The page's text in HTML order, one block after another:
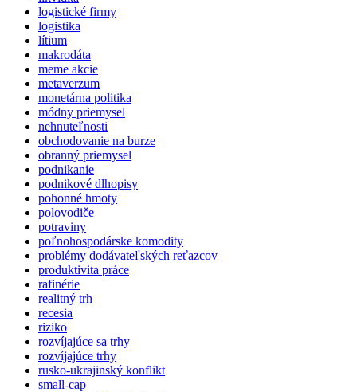
logistické firmy
logistika
lítium
makrodáta
meme akcie
metaverzum
monetárna politika
módny priemysel
nehnuteľnosti
obchodovanie na burze
obranný priemysel
podnikanie
podnikové dlhopisy
pohonné hmoty
polovodiče
potraviny
poľnohospodárske komodity
problémy dodávateľských reťazcov
produktivita práce
rafinérie
realitný trh
recesia
riziko
rozvíjajúce sa trhy
rozvíjajúce trhy
rusko-ukrajinský konflikt
small-cap